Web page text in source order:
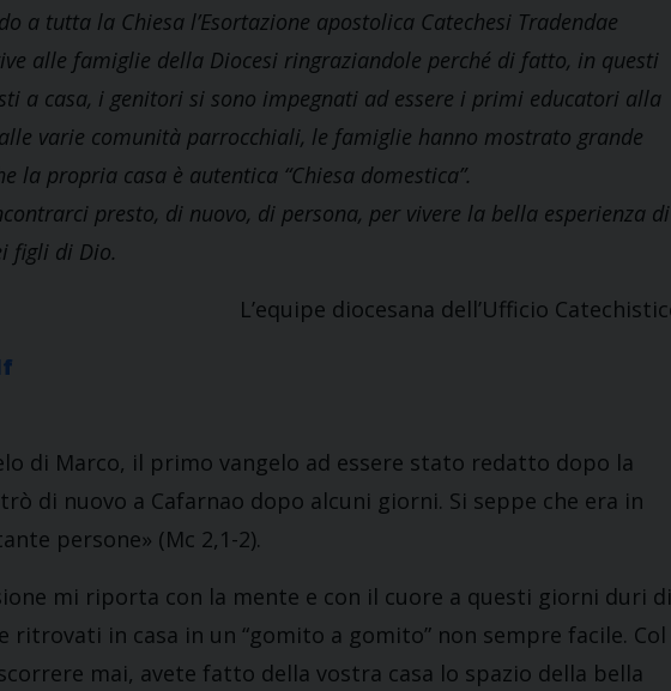
a tutta la Chiesa l’Esortazione apostolica Catechesi Tradendae
alle famiglie della Diocesi ringraziandole perché di fatto, in questi
a casa, i genitori si sono impegnati ad essere i primi educatori alla
varie comunità parrocchiali, le famiglie hanno mostrato grande
la propria casa è autentica “Chiesa domestica”.
presto, di nuovo, di persona, per vivere la bella esperienza di
figli di Dio.
L’equipe diocesana dell’Ufficio
di Marco, il primo vangelo ad essere stato redatto dopo la
di nuovo a Cafarnao dopo alcuni giorni. Si seppe che era in
persone» (Mc 2,1-2).
mi riporta con la mente e con il cuore a questi giorni duri di
ritrovati in casa in un “gomito a gomito” non sempre facile. Col
mai, avete fatto della vostra casa lo spazio della bella